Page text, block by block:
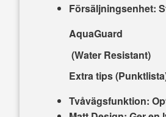
Försäljningsenhet:
AquaGuard
(Water Resistant)
Extra tips
Tvåvägsfunktion: